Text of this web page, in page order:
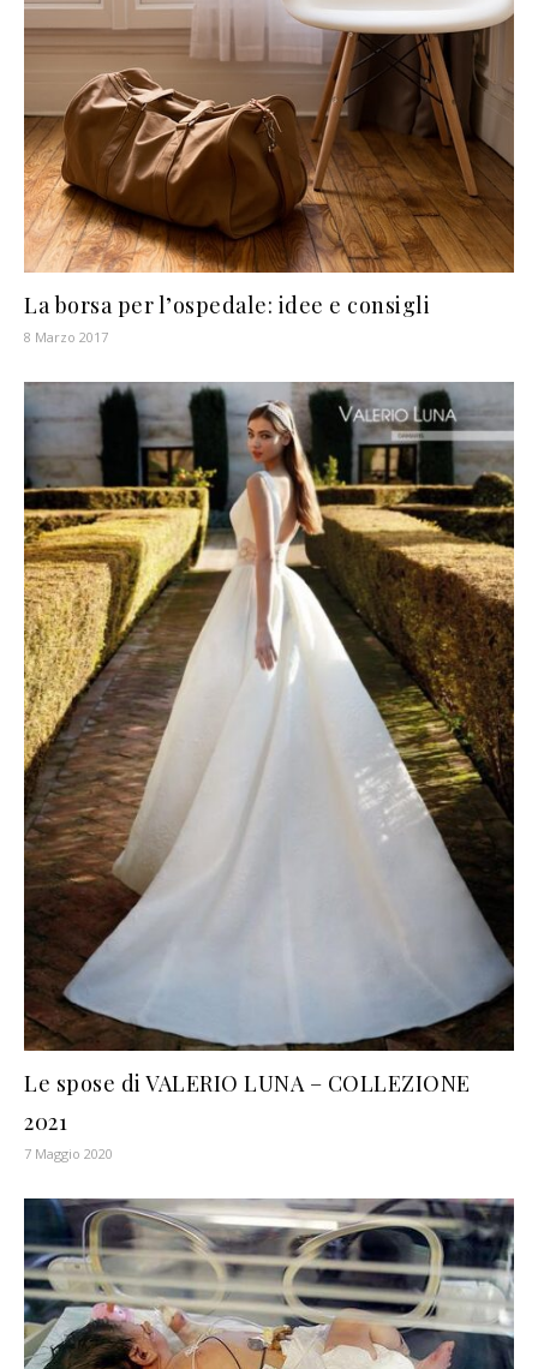
La borsa per l’ospedale: idee e consigli
8 Marzo 2017
Le spose di VALERIO LUNA – COLLEZIONE
2021
7 Maggio 2020